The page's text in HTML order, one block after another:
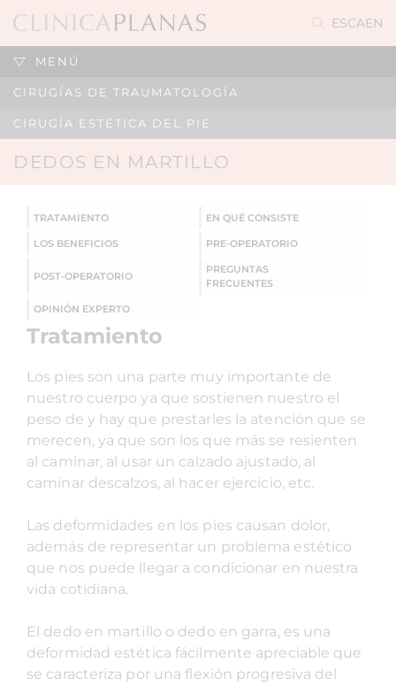
ESCAEN
MENÚ
CIRUGÍAS DE TRAUMATOLOGÍA
CIRUGÍA ESTÉTICA DEL PIE
DEDOS EN MARTILLO
TRATAMIENTO EN QUÉ CONSISTE
LOS BENEFICIOS PRE-OPERATORIO
POST-OPERATORIO
PREGUNTAS
FRECUENTES
OPINIÓN EXPERTO
Tratamiento
Los pies son una parte muy importante de
nuestro cuerpo ya que sostienen nuestro el
peso de y hay que prestarles la atención que se
merecen, ya que son los que más se resienten
al caminar, al usar un calzado ajustado, al
caminar descalzos, al hacer ejercicio, etc.
Las deformidades en los pies causan dolor,
además de representar un problema estético
que nos puede llegar a condicionar en nuestra
vida cotidiana.
El dedo en martillo o dedo en garra, es una
deformidad estética fácilmente apreciable que
se caracteriza por una flexión progresiva del